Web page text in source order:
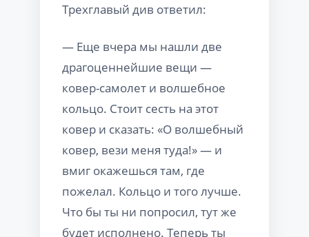
Трехглавый див ответил:
— Еще вчера мы нашли две
драгоценнейшие вещи —
ковер-самолет и волшебное
кольцо. Стоит сесть на этот
ковер и сказать: «О волшебный
ковер, вези меня туда!» — и
вмиг окажешься там, где
пожелал. Кольцо и того лучше.
Что бы ты ни попросил, тут же
будет исполнено. Теперь ты